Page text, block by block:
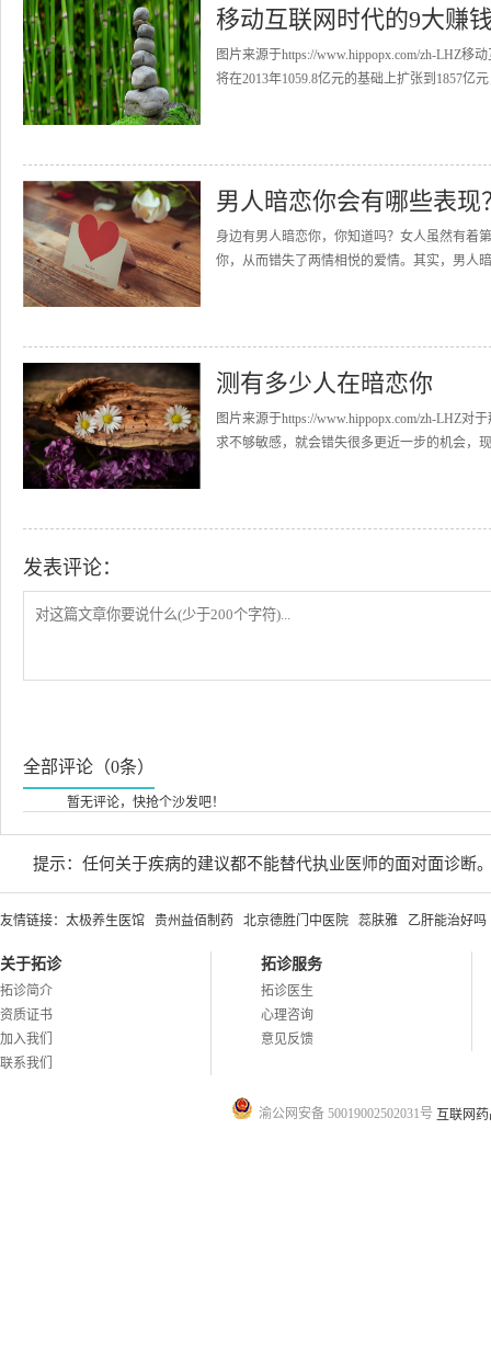
移动互联网时代的9大赚
图片来源于https://www.hippopx.com/zh-LHZ
将在2013年1059.8亿元的基础上扩张到1857亿
男人暗恋你会有哪些表现
身边有男人暗恋你，你知道吗？女人虽然有着
你，从而错失了两情相悦的爱情。其实，男人
测有多少人在暗恋你
图片来源于https://www.hippopx.com/zh-LHZ
求不够敏感，就会错失很多更近一步的机会，
发表评论：
全部评论（0条）
暂无评论，快抢个沙发吧！
提示：任何关于疾病的建议都不能替代执业医师的面对面诊断
友情链接： 太极养生医馆 贵州益佰制药 北京德胜门中医院 蕊肤雅 乙肝能治好吗
关于拓诊
拓诊简介
资质证书
加入我们
联系我们
拓诊服务
拓诊医生
心理咨询
意见反馈
渝公网安备 50019002502031号 互联网